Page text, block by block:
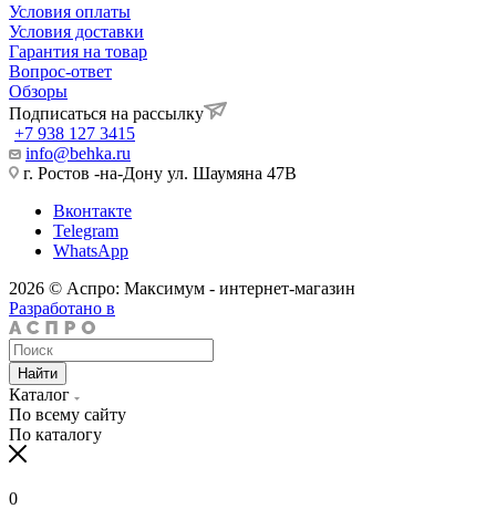
Условия оплаты
Условия доставки
Гарантия на товар
Вопрос-ответ
Обзоры
Подписаться на рассылку
+7 938 127 3415
info@behka.ru
г. Ростов -на-Дону ул. Шаумяна 47В
Вконтакте
Telegram
WhatsApp
2026 © Аспро: Максимум - интернет-магазин
Разработано в
Найти
Каталог
По всему сайту
По каталогу
0